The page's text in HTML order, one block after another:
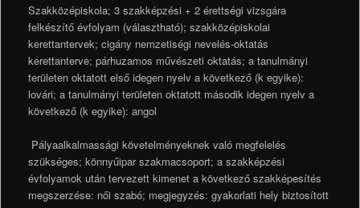
Szakközépiskola; 3 szakképzési + 2 érettségi vizsgára
felkészítő évfolyam (választható); szakközépiskolai
kerettantervek; cigány nemzetiségi nevelés-oktatás
kerettanterve; párhuzamos művészeti oktatás; a tanulmányi
területen oktatott első idegen nyelv a következő (k egyike):
lovári; a tanulmányi területen oktatott második idegen nyelv a
következő (k egyike): angol
Pályaalkalmassági követelményeknek való megfelelés
szükséges; könnyűipar szakmacsoport; a szakképzési
évfolyamok után tervezett kimenet a következő szakképesítés
megszerzése: női szabó; megjegyzés: gyakorlati hely biztosított